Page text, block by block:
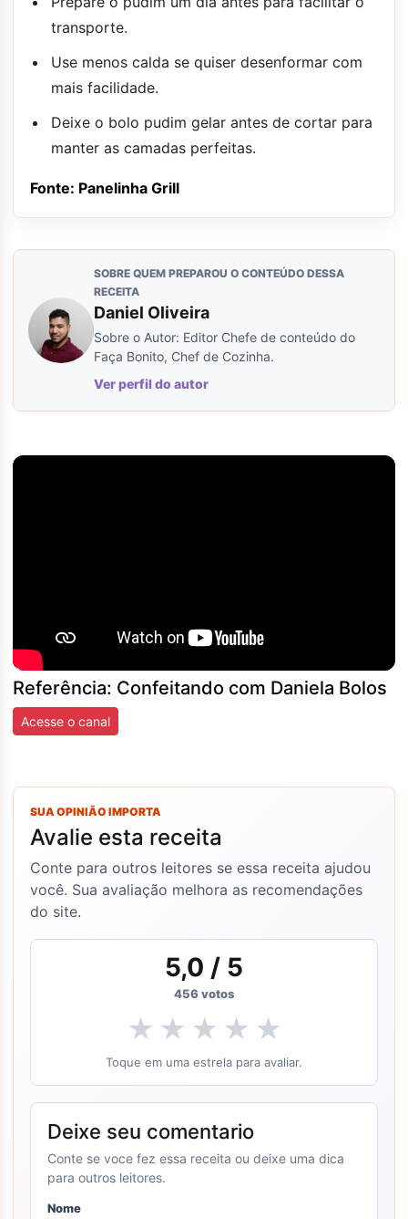
transporte.
Use menos calda se quiser desenformar com
mais facilidade.
Deixe o bolo pudim gelar antes de cortar para
manter as camadas perfeitas.
Fonte: Panelinha Grill
SOBRE QUEM PREPAROU O CONTEÚDO DESSA
RECEITA
Daniel Oliveira
Sobre o Autor: Editor Chefe de conteúdo do
Faça Bonito, Chef de Cozinha.
Ver perfil do autor
Referência: Confeitando com Daniela Bolos
Acesse o canal
SUA OPINIÃO IMPORTA
Avalie esta receita
Conte para outros leitores se essa receita ajudou
você. Sua avaliação melhora as recomendações
do site.
5,0 / 5
456 votos
★ ★ ★ ★ ★
Toque em uma estrela para avaliar.
Deixe seu comentario
Conte se voce fez essa receita ou deixe uma dica
para outros leitores.
Nome